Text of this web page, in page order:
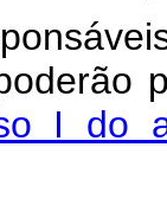
I do